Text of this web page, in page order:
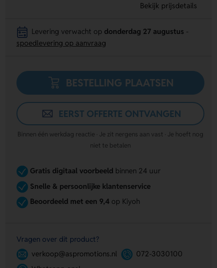
Bekijk prijsdetails
Levering verwacht op donderdag 27 augustus
spoedlevering op aanvraag
BESTELLING PLAATSEN
EERST OFFERTE ONTVANGEN
Binnen één werkdag reactie · Je zit nergens aan vast · Je hoeft nog
niet te betalen
Gratis digitaal voorbeeld binnen 24 uur
Snelle & persoonlijke klantenservice
Beoordeeld met een 9,4op Kiyoh
Vragen over dit product?
verkoop@aspromotions.nl
072-3030100